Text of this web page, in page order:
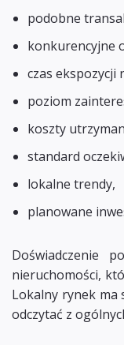
podobne
konkurencyjne
czas ekspozycji
poziom
koszty
standard
lokalne trendy,
planowane
Doświadczenie
nieruchomości,
Lokalny rynek ma
odczytać z